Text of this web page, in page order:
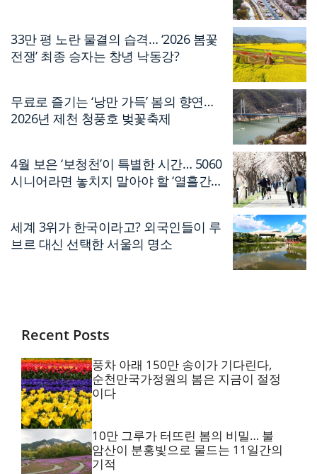
33만 평 노란 물결의 습격… ‘2026 봄꽃
전쟁’ 최종 승자는 창녕 낙동강?
무료로 즐기는 ‘낭만 가득’ 봄의 향연…
2026년 제천 청풍호 벚꽃축제
4월 보은 ‘보청천’이 특별한 시간… 5060
시니어라면 놓치지 말아야 할 ‘열흘간의
세계 3위가 한국이라고? 외국인들이 루
브르 대신 선택한 서울의 명소
Recent Posts
풍차 아래 150만 송이가 기다린다,
순천만국가정원의 봄은 지금이 절정
이다
10만 그루가 터뜨린 봄의 비밀… 불
암산이 분홍빛으로 물드는 11일간의
기적